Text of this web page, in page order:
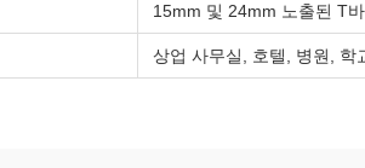
15mm 및 24mm 노출된 T
상업 사무실, 호텔, 병원, 학